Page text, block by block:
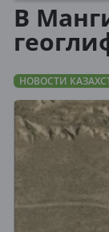
В
НОВОСТИ